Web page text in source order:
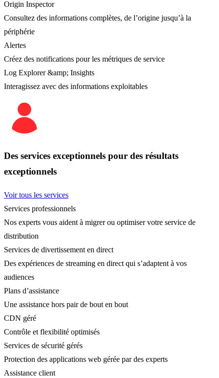
Origin Inspector
Consultez des informations complètes, de l’origine jusqu’à la
périphérie
Alertes
Créez des notifications pour les métriques de service
Log Explorer &amp; Insights
Interagissez avec des informations exploitables
Des services exceptionnels pour des résultats
exceptionnels
Voir tous les services
Services professionnels
Nos experts vous aident à migrer ou optimiser votre service de
distribution
Services de divertissement en direct
Des expériences de streaming en direct qui s’adaptent à vos
audiences
Plans d’assistance
Une assistance hors pair de bout en bout
CDN géré
Contrôle et flexibilité optimisés
Services de sécurité gérés
Protection des applications web gérée par des experts
Assistance client